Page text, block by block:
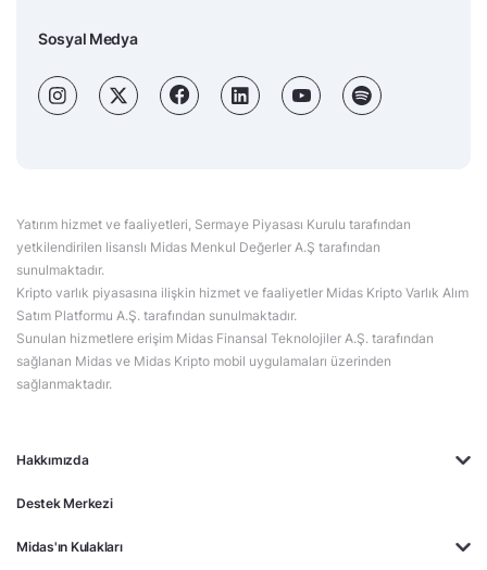
Hakkımızda
Destek Merkezi
Midas'ın Kulakları
Sosyal Medya
Yatırım hizmet ve faaliyetleri, Sermaye Piyasası Kurulu tarafından
yetkilendirilen lisanslı Midas Menkul Değerler A.Ş tarafından
sunulmaktadır.
Kripto varlık piyasasına ilişkin hizmet ve faaliyetler Midas Kripto Varlık Alım
Satım Platformu A.Ş. tarafından sunulmaktadır.
Sunulan hizmetlere erişim Midas Finansal Teknolojiler A.Ş. tarafından
sağlanan Midas ve Midas Kripto mobil uygulamaları üzerinden
sağlanmaktadır.